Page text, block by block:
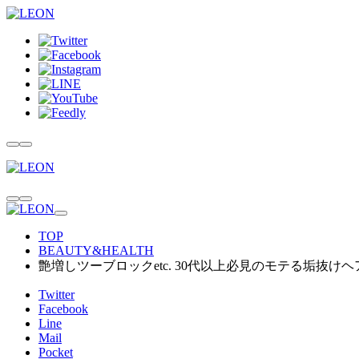
TOP
BEAUTY&HEALTH
艶増しツーブロックetc. 30代以上必見のモテる垢抜けヘ
Twitter
Facebook
Line
Mail
Pocket